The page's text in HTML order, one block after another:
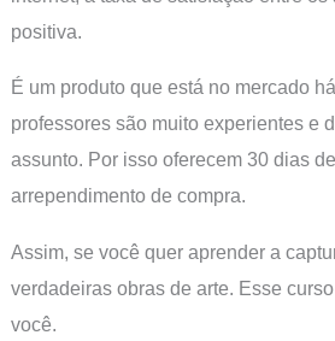
positiva.
É um produto que está no mercado
professores são muito experientes e
assunto. Por isso oferecem 30 dias
arrependimento de compra.
Assim, se você quer aprender a
verdadeiras obras de arte. Esse
você.